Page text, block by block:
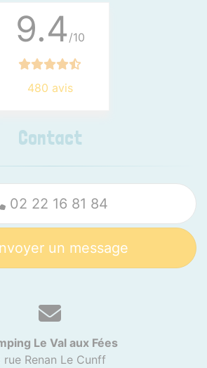
9.4 /10
480 avis
Contact
02 22 16 81 84
un message
Le Val aux Fées
rue Renan Le Cunff